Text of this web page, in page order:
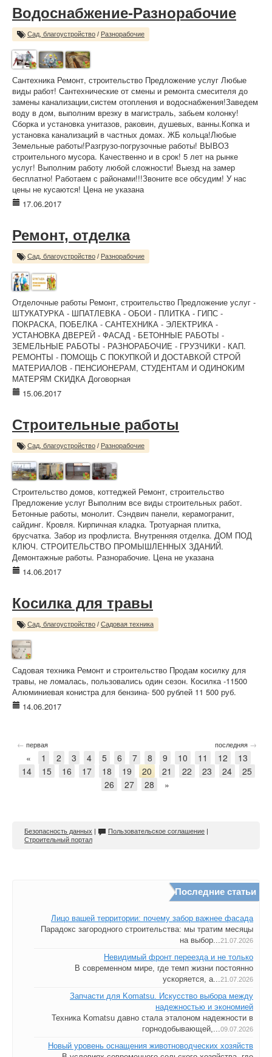
Водоснабжение-Разнорабочие
Сад, благоустройство / Разнорабочие
Сантехника Ремонт, строительство Предложение услуг Любые
виды работ! Сантехнические от смены и ремонта смесителя до
замены канализации,систем отопления и водоснабжения!Заведем
воду в дом, выполним врезку в магистраль, забьем колонку!
Сборка и установка унитазов, раковин, душевых, ванны.Копка и
установка канализаций в частных домах. ЖБ кольца!Любые
Земельные работы!Разгрузо-погрузочные работы! ВЫВОЗ
строительного мусора. Качественно и в срок! 5 лет на рынке
услуг! Выполним работу любой сложности! Выезд на замер
бесплатно! Работаем с районами!!!Звоните все обсудим! У нас
цены не кусаются! Цена не указана
17.06.2017
Ремонт, отделка
Сад, благоустройство / Разнорабочие
Отделочные работы Ремонт, строительство Предложение услуг -
ШТУКАТУРКА - ШПАТЛЕВКА - ОБОИ - ПЛИТКА - ГИПС -
ПОКРАСКА, ПОБЕЛКА - САНТЕХНИКА - ЭЛЕКТРИКА -
УСТАНОВКА ДВЕРЕЙ - ФАСАД - БЕТОННЫЕ РАБОТЫ -
ЗЕМЕЛЬНЫЕ РАБОТЫ - РАЗНОРАБОЧИЕ - ГРУЗЧИКИ - КАП.
РЕМОНТЫ - ПОМОЩЬ С ПОКУПКОЙ И ДОСТАВКОЙ СТРОЙ
МАТЕРИАЛОВ - ПЕНСИОНЕРАМ, СТУДЕНТАМ И ОДИНОКИМ
МАТЕРЯМ СКИДКА Договорная
15.06.2017
Строительные работы
Сад, благоустройство / Разнорабочие
Строительство домов, коттеджей Ремонт, строительство
Предложение услуг Выполним все виды строительных работ.
Бетонные работы, монолит. Сэндвич панели, керамогранит,
сайдинг. Кровля. Кирпичная кладка. Тротуарная плитка,
брусчатка. Забор из профлиста. Внутренняя отделка. ДОМ ПОД
КЛЮЧ. СТРОИТЕЛЬСТВО ПРОМЫШЛЕННЫХ ЗДАНИЙ.
Демонтажные работы. Разнорабочие. Цена не указана
14.06.2017
Косилка для травы
Сад, благоустройство / Садовая техника
Садовая техника Ремонт и строительство Продам косилку для
травы, не ломалась, пользовались один сезон. Косилка -11500
Алюминиевая конистра для бензина- 500 рублей 11 500 руб.
14.06.2017
← первая последняя →
« 1 2 3 4 5 6 7 8 9 10 11 12
13
14
15 16 17 18 19 20 21 22 23 24
25
26
27 28 »
Безопасность данных | Пользовательское соглашение |
Строительный портал
Последние статьи
Лицо вашей территории: почему забор важнее фасада
Парадокс загородного строительства: мы тратим месяцы
на выбор...21.07.2026
Невидимый фронт переезда и не только
В современном мире, где темп жизни постоянно
ускоряется, а...21.07.2026
Запчасти для Komatsu. Искусство выбора между
надежностью и экономией
Техника Komatsu давно стала эталоном надежности в
горнодобывающей,...09.07.2026
Новый уровень оснащения животноводческих хозяйств